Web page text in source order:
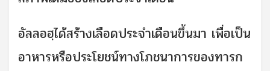
อัลลอฮฺได้สร้างเลือดประจำเดือนขึ้นมา เพื่อเป็น
อาหารหรือประโยชน์ทางโภชนาการของทารก